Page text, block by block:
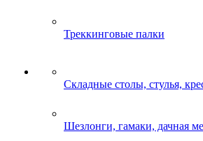
Треккинговые палки
Складные столы, стулья,
Шезлонги, гамаки, дачная